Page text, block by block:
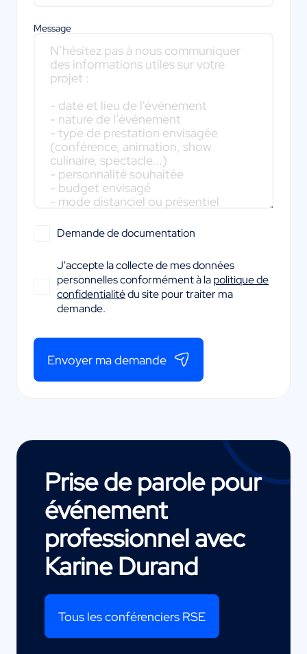
Message
Demande de documentation
J'accepte la collecte de mes données
personnelles conformément à lapolitique de
confidentialitédu site pour traiter ma
demande.
Envoyer ma demande
Prise de parole pour
événement
professionnel avec
Karine Durand
Tous les conférenciers RSE